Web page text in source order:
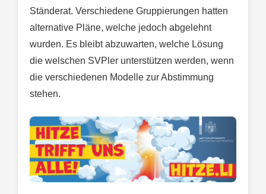
Ständerat. Verschiedene Gruppierungen hatten
alternative Pläne, welche jedoch abgelehnt
wurden. Es bleibt abzuwarten, welche Lösung
die welschen SVPler unterstützen werden, wenn
die verschiedenen Modelle zur Abstimmung
stehen.